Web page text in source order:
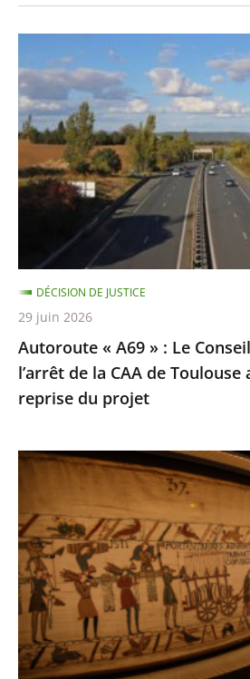
«
A69
»
:
Le
Conseil
confirme
l’arrêt
de
la
CAA
de
Toulouse
la
reprise
projet
Autoroute « A69 » : Le
l’arrêt de la CAA de
reprise du projet
DÉCISION DE JUSTICE
29 juin 2026
Prêt
la
Tapisserie
de
Bayeux
:
Rejet
de